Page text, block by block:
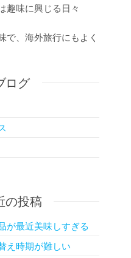
趣味に興じる日々
で、海外旅行にもよく
ログ
の投稿
が最近美味しすぎる
え時期が難しい